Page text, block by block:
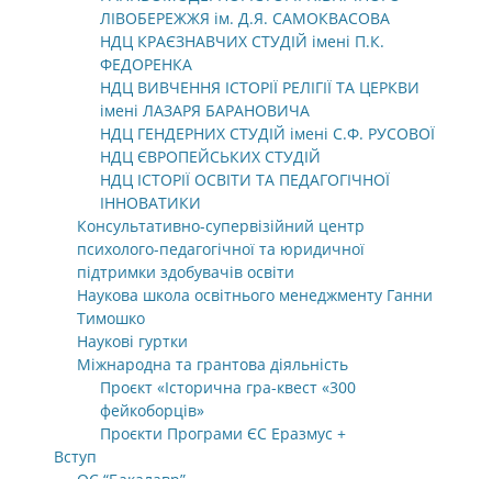
ЛІВОБЕРЕЖЖЯ ім. Д.Я. САМОКВАСОВА
НДЦ КРАЄЗНАВЧИХ СТУДІЙ імені П.К.
ФЕДОРЕНКА
НДЦ ВИВЧЕННЯ ІСТОРІЇ РЕЛІГІЇ ТА ЦЕРКВИ
імені ЛАЗАРЯ БАРАНОВИЧА
НДЦ ГЕНДЕРНИХ СТУДІЙ імені С.Ф. РУСОВОЇ
НДЦ ЄВРОПЕЙСЬКИХ СТУДІЙ
НДЦ ІСТОРІЇ ОСВІТИ ТА ПЕДАГОГІЧНОЇ
ІННОВАТИКИ
Консультативно-супервізійний центр
психолого-педагогічної та юридичної
підтримки здобувачів освіти
Наукова школа освітнього менеджменту Ганни
Тимошко
Наукові гуртки
Міжнародна та грантова діяльність
Проєкт «Історична гра-квест «300
фейкоборців»
Проєкти Програми ЄС Еразмус +
Вступ